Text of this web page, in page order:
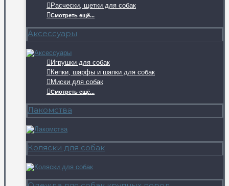
Расчески, щетки для собак
Смотреть ещё...
Аксессуары
Игрушки для собак
Кепки, шарфы и шапки для собак
Миски для собак
Смотреть ещё...
Лакомства
Коляски для собак